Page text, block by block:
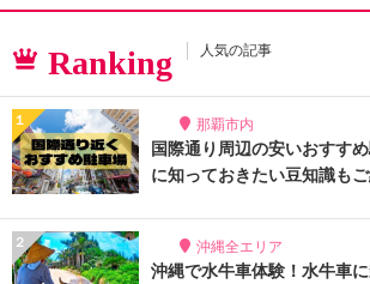
Ranking 人気の記事
那覇市内
国際通り周辺の安いおすす
に知っておきたい豆知識も
沖縄全エリア
沖縄で水牛車体験！水牛車